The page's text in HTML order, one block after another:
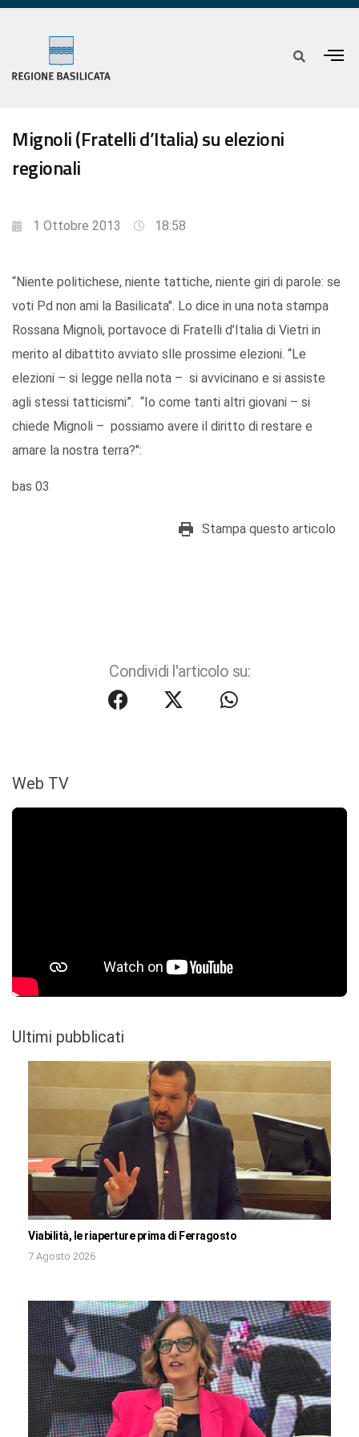
Mignoli (Fratelli d’Italia) su elezioni
regionali
1 Ottobre 2013 18:58
“Niente politichese, niente tattiche, niente giri di parole: se
voti Pd non ami la Basilicata". Lo dice in una nota stampa
Rossana Mignoli, portavoce di Fratelli d’Italia di Vietri in
merito al dibattito avviato slle prossime elezioni. “Le
elezioni – si legge nella nota – si avvicinano e si assiste
agli stessi tatticismi”. “Io come tanti altri giovani – si
chiede Mignoli – possiamo avere il diritto di restare e
amare la nostra terra?":
bas 03
Stampa questo articolo
Condividi l'articolo su:
Web TV
Ultimi pubblicati
Viabilità, le riaperture prima di Ferragosto
7 Agosto 2026